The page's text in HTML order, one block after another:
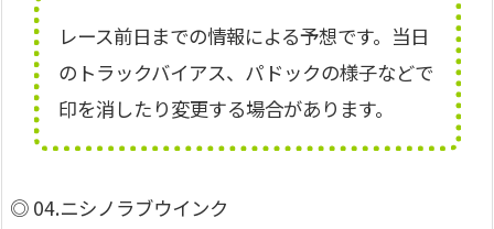
レース前日までの情報による予想です。当日
のトラックバイアス、パドックの様子などで
印を消したり変更する場合があります。
◎ 04.ニシノラブウインク